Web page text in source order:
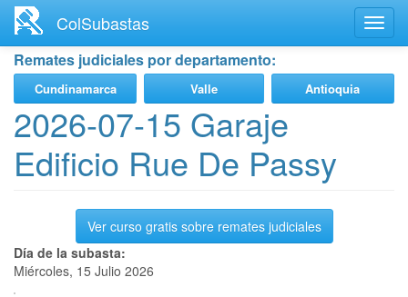
contenido
principal
ColSubastas
Remates judiciales por departamento:
Cundinamarca Valle Antioquia
2026-07-15 Garaje
Edificio Rue De Passy
Ver curso gratis sobre remates judiciales
Día de la subasta:
Miércoles, 15 Julio 2026